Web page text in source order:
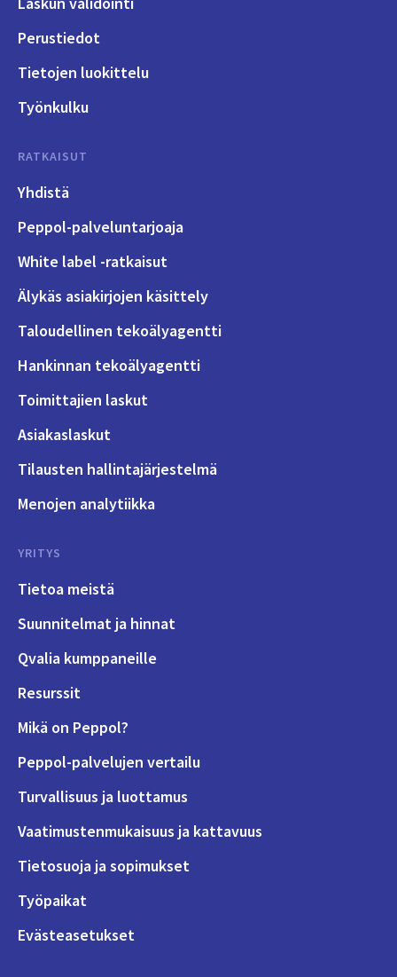
Perustiedot
Tietojen luokittelu
Työnkulku
RATKAISUT
Yhdistä
Peppol-palveluntarjoaja
White label -ratkaisut
Älykäs asiakirjojen käsittely
Taloudellinen tekoälyagentti
Hankinnan tekoälyagentti
Toimittajien laskut
Asiakaslaskut
Tilausten hallintajärjestelmä
Menojen analytiikka
YRITYS
Tietoa meistä
Suunnitelmat ja hinnat
Qvalia kumppaneille
Resurssit
Mikä on Peppol?
Peppol-palvelujen vertailu
Turvallisuus ja luottamus
Vaatimustenmukaisuus ja kattavuus
Tietosuoja ja sopimukset
Työpaikat
Evästeasetukset